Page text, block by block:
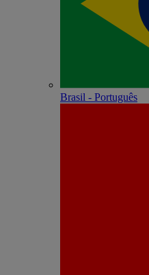
Brasil - Português